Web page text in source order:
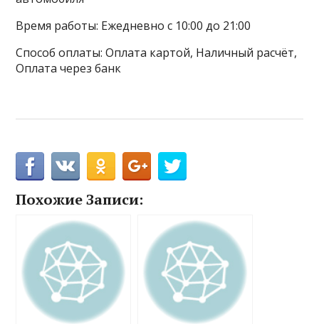
Время работы: Ежедневно с 10:00 до 21:00
Способ оплаты: Оплата картой, Наличный расчёт,
Оплата через банк
Похожие Записи: